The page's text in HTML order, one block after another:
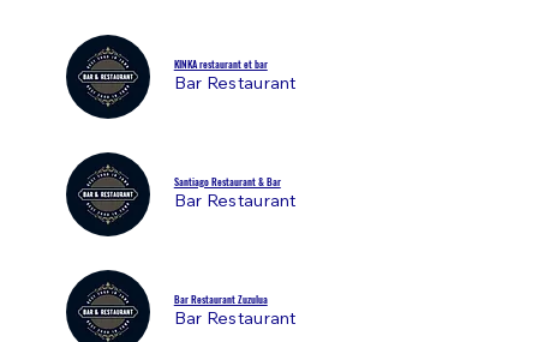
KINKA restaurant et bar
Bar Restaurant
Santiago Restaurant & Bar
Bar Restaurant
Bar Restaurant Zuzulua
Bar Restaurant